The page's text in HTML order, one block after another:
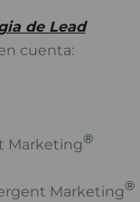
de Lead
cuenta:
Marketing®
Marketing®